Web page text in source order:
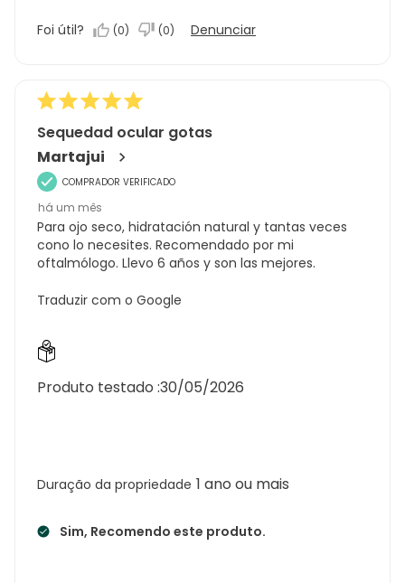
5.0
Foi útil? (0) (0) Denunciar
Sequedad ocular gotas
Martajui
COMPRADOR VERIFICADO
há um mês
Para ojo seco, hidratación natural y tantas veces
cono lo necesites. Recomendado por mi
oftalmólogo. Llevo 6 años y son las mejores.
Traduzir com o Google
Duração da propriedade 1 ano ou mais
Sim, Recomendo este produto.
Produto testado :30/05/2026